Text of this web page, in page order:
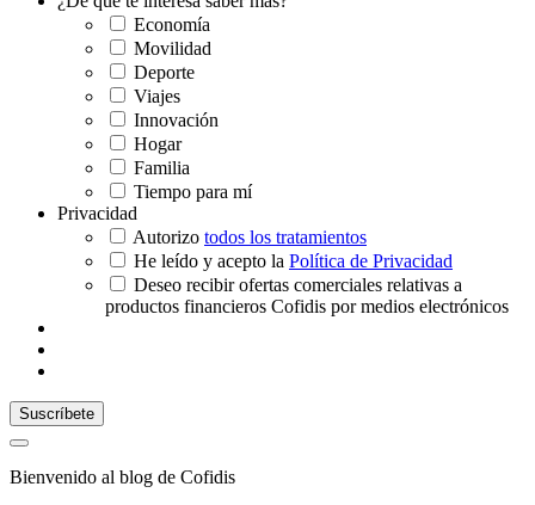
Economía
Movilidad
Deporte
Viajes
Innovación
Hogar
Familia
Tiempo para mí
Privacidad
Autorizo todos los tratamientos
He leído y acepto la Política de Privacidad
Deseo recibir ofertas comerciales relativas a
productos financieros Cofidis por medios electrónicos
Bienvenido al blog de Cofidis